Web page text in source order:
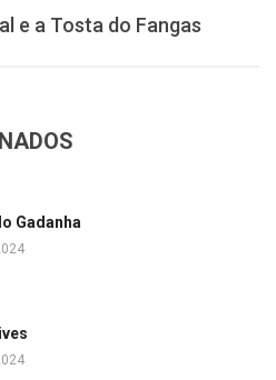
e a Tosta do Fangas
Gadanha